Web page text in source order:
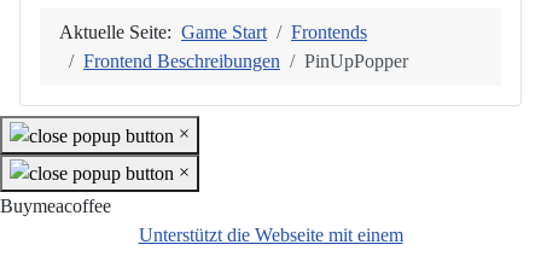
Aktuelle Seite: Game Start
Frontends
Frontend Beschreibungen
PinUpPopper
×
×
Buymeacoffee
Unterstützt die Webseite mit einem